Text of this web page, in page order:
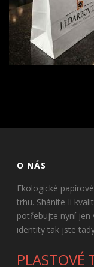
O NÁS
Ekologické
trhu. Sháníte-li
potřebujte nyní jen
identity tak jste
PLASTOVÉ